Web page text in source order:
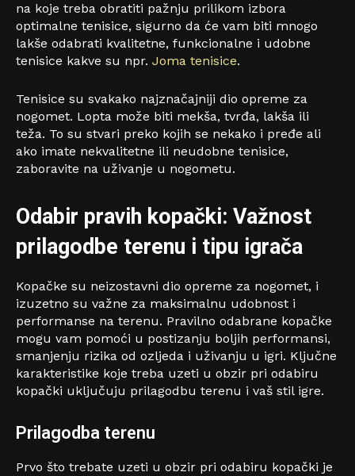
na koje treba obratiti pažnju prilikom izbora
optimalne tenisice, sigurno da će vam biti mnogo
lakše odabrati kvalitetne, funkcionalne i udobne
tenisice kakve su npr. Joma tenisice.
Tenisice su svakako najznačajniji dio opreme za
nogomet. Lopta može biti mekša, tvrđa, lakša ili
teža. To su stvari preko kojih se nekako i pređe ali
ako imate nekvalitetne ili neudobne tenisice,
zaboravite na uživanje u nogometu.
Odabir pravih kopački: Važnost
prilagodbe terenu i tipu igrača
Kopačke su neizostavni dio opreme za nogomet, i
izuzetno su važne za maksimalnu udobnost i
performanse na terenu. Pravilno odabrane kopačke
mogu vam pomoći u postizanju boljih performansi,
smanjenju rizika od ozljeda i uživanju u igri. Ključne
karakteristike koje treba uzeti u obzir pri odabiru
kopački uključuju prilagodbu terenu i vaš stil igre.
Prilagodba terenu
Prvo što trebate uzeti u obzir pri odabiru kopački je